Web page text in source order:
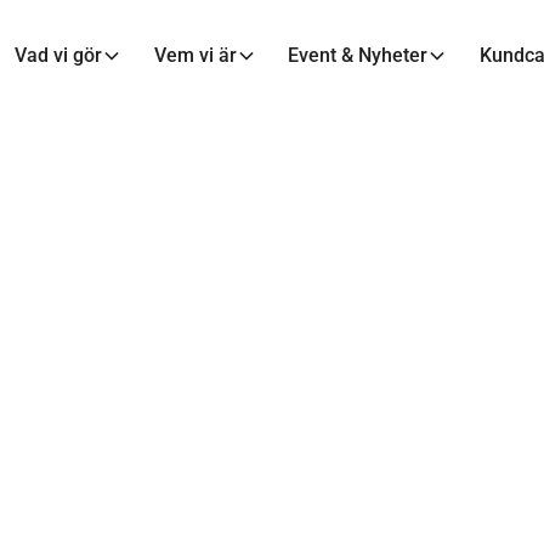
Vad vi gör Vem vi är Event & Nyheter